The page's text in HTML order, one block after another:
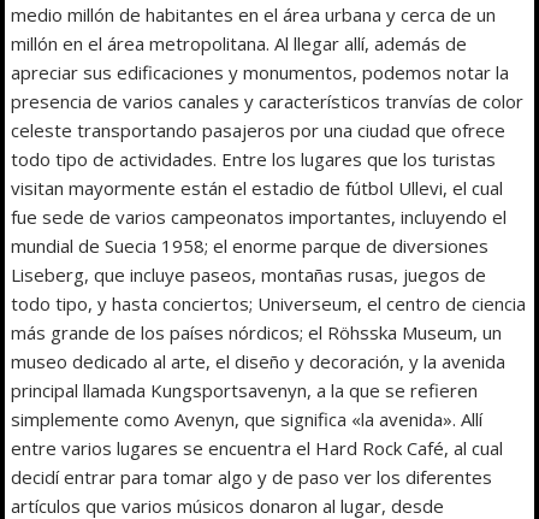
medio millón de habitantes en el área urbana y cerca de un
millón en el área metropolitana. Al llegar allí, además de
apreciar sus edificaciones y monumentos, podemos notar la
presencia de varios canales y característicos tranvías de color
celeste transportando pasajeros por una ciudad que ofrece
todo tipo de actividades. Entre los lugares que los turistas
visitan mayormente están el estadio de fútbol Ullevi, el cual
fue sede de varios campeonatos importantes, incluyendo el
mundial de Suecia 1958; el enorme parque de diversiones
Liseberg, que incluye paseos, montañas rusas, juegos de
todo tipo, y hasta conciertos; Universeum, el centro de ciencia
más grande de los países nórdicos; el Röhsska Museum, un
museo dedicado al arte, el diseño y decoración, y la avenida
principal llamada Kungsportsavenyn, a la que se refieren
simplemente como Avenyn, que significa «la avenida». Allí
entre varios lugares se encuentra el Hard Rock Café, al cual
decidí entrar para tomar algo y de paso ver los diferentes
artículos que varios músicos donaron al lugar, desde